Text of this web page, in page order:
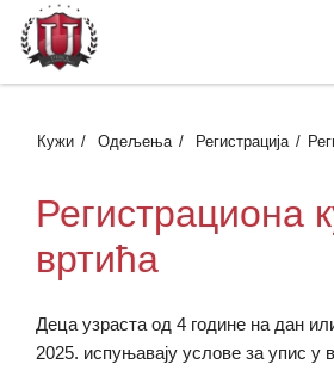
Кужи Одељења Регистрација
Регистрациона
вртића
Деца узраста од 4 године на дан
2025. испуњавају услове за упис у